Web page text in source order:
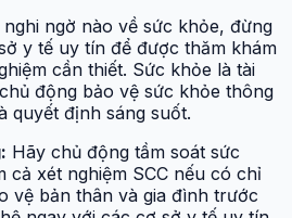
ngờ nào về sức khỏe, đừng
y tế uy tín để được thăm khám
cần thiết. Sức khỏe là tài
động bảo vệ sức khỏe thông
quyết định sáng suốt.
Hãy chủ động tầm soát sức
cả xét nghiệm SCC nếu có chỉ
vệ bản thân và gia đình trước